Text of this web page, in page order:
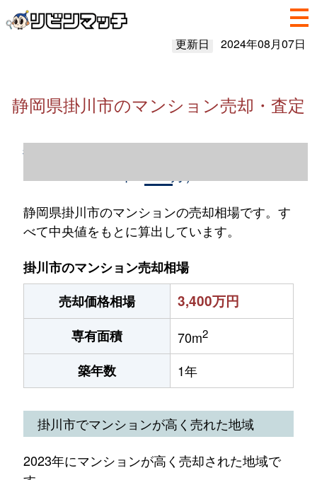
更新日 2024年08月07日
静岡県掛川市のマンション売却・査定
静岡県掛川市のマンション売却情報（2023
静岡県掛川市のマンションの売却相場です。す
べて中央値をもとに算出しています。
掛川市のマンション売却相場
売却価格相場
3,400万円
専有面積 70m2
築年数 1年
掛川市でマンションが高く売れた地域
2023年にマンションが高く売却された地域で